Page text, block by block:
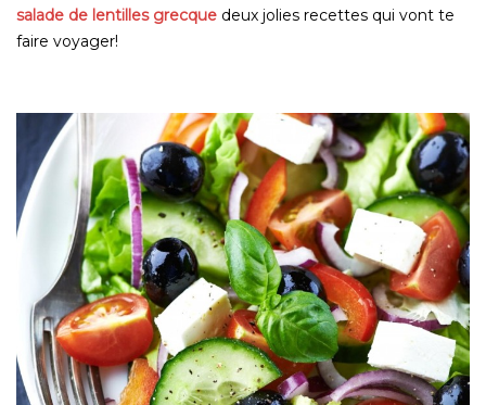
salade de lentilles grecque deux jolies recettes qui vont te
faire voyager!